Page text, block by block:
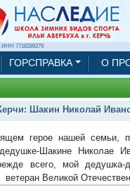
ИНН 7718289279
ГОРСПРАВКА О
Шакин Николай
герое нашей семьи,
Шакине Николае
всего, мой дедушка-
Великой